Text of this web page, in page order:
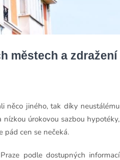
městech a zdražení
něco jiného, tak díky neustálému
úrokovou sazbou hypotéky,
pád cen se nečeká.
podle dostupných informací